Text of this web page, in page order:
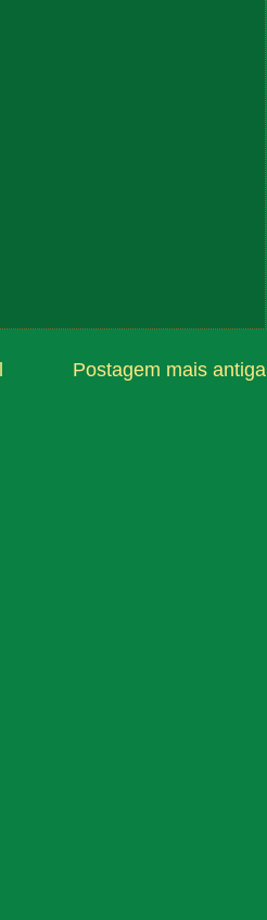
Postagem mais antiga